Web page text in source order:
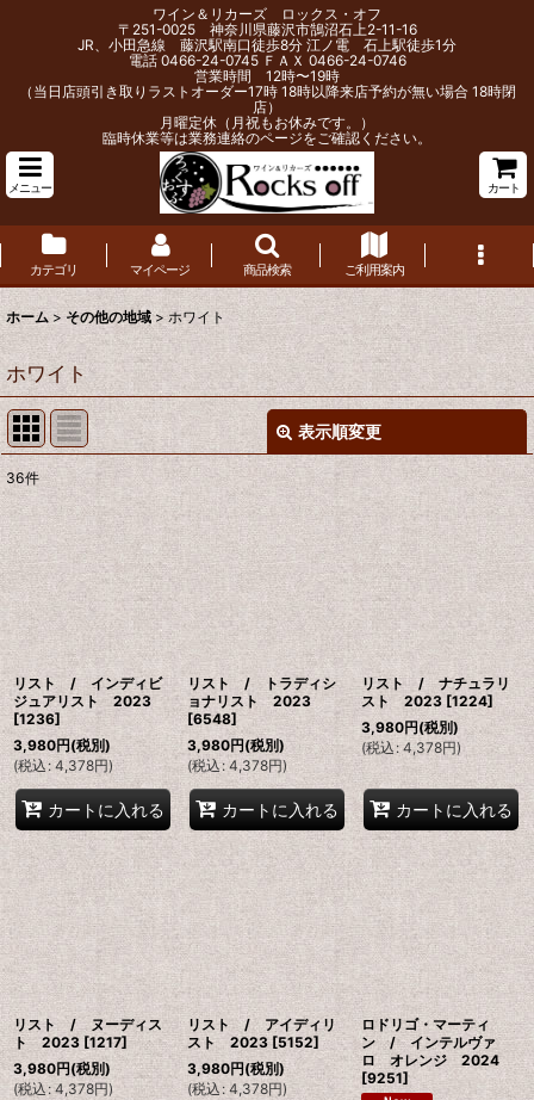
ワイン＆リカーズ ロックス・オフ
〒251-0025 神奈川県藤沢市鵠沼石上2-11-16
JR、小田急線 藤沢駅南口徒歩8分 江ノ電 石上駅徒歩1分
電話 0466-24-0745 ＦＡＸ 0466-24-0746
営業時間 12時〜19時
（当日店頭引き取りラストオーダー17時 18時以降来店予約が無い場合 18時閉
店）
月曜定休（月祝もお休みです。）
臨時休業等は業務連絡のページをご確認ください。
メニュー カート
カテゴリ マイページ 商品検索 ご利用案内
ホーム > その他の地域 > ホワイト
ホワイト
表示順変更
表示数 :
並び順 :
絞り込む
36件
リスト / インディビ
ジュアリスト 2023
[1236]
3,980円(税別)
(税込: 4,378円)
カートに入れる
リスト / トラディシ
ョナリスト 2023
[6548]
3,980円(税別)
(税込: 4,378円)
カートに入れる
リスト / ナチュラリ
スト 2023 [1224]
3,980円(税別)
(税込 : 4,378円)
カートに入れる
リスト / ヌーディス
ト 2023 [1217]
3,980円(税別)
(税込 : 4,378円)
リスト / アイディリ
スト 2023 [5152]
3,980円(税別)
(税込 : 4,378円)
ロドリゴ・マーティ
ン / インテルヴァ
ロ オレンジ 2024
[9251]